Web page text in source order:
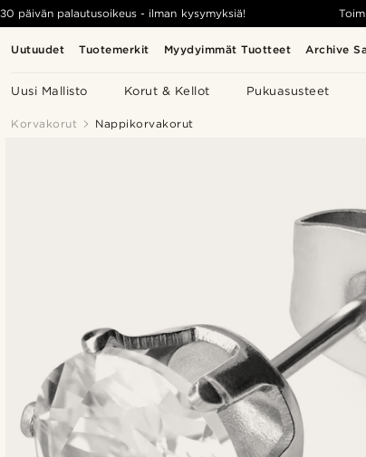
Uutuudet Tuotemerkit Myydyimmät Tuotteet Archive
Uusi Mallisto Korut & Kellot Pukuasusteet
30 päivän palautusoikeus - ilman kysymyksiä!
Korvakorut Nappikorvakorut